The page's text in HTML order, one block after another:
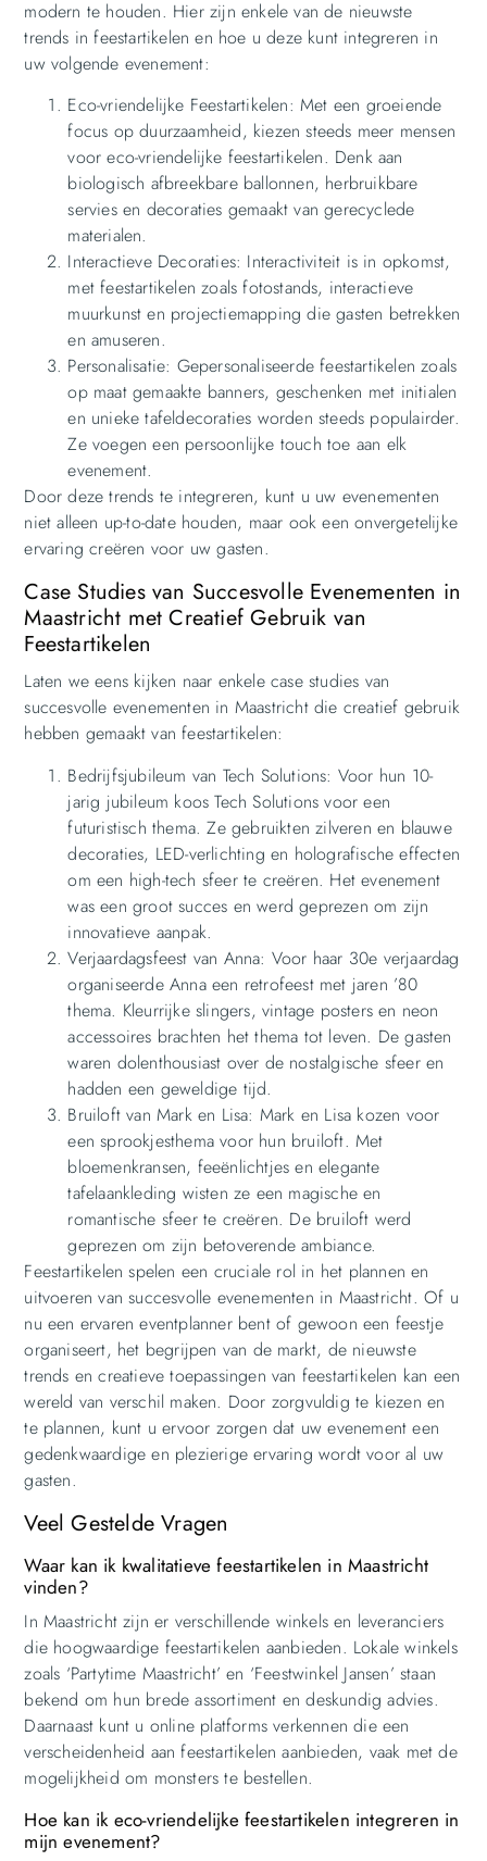
modern te houden. Hier zijn enkele van de nieuwste
trends in feestartikelen en hoe u deze kunt integreren in
uw volgende evenement:
Eco-vriendelijke Feestartikelen: Met een groeiende
focus op duurzaamheid, kiezen steeds meer mensen
voor eco-vriendelijke feestartikelen. Denk aan
biologisch afbreekbare ballonnen, herbruikbare
servies en decoraties gemaakt van gerecyclede
materialen.
Interactieve Decoraties: Interactiviteit is in opkomst,
met feestartikelen zoals fotostands, interactieve
muurkunst en projectiemapping die gasten betrekken
en amuseren.
Personalisatie: Gepersonaliseerde feestartikelen zoals
op maat gemaakte banners, geschenken met initialen
en unieke tafeldecoraties worden steeds populairder.
Ze voegen een persoonlijke touch toe aan elk
evenement.
Door deze trends te integreren, kunt u uw evenementen
niet alleen up-to-date houden, maar ook een onvergetelijke
ervaring creëren voor uw gasten.
Case Studies van Succesvolle Evenementen in
Maastricht met Creatief Gebruik van
Feestartikelen
Laten we eens kijken naar enkele case studies van
succesvolle evenementen in Maastricht die creatief gebruik
hebben gemaakt van feestartikelen:
Bedrijfsjubileum van Tech Solutions: Voor hun 10-
jarig jubileum koos Tech Solutions voor een
futuristisch thema. Ze gebruikten zilveren en blauwe
decoraties, LED-verlichting en holografische effecten
om een high-tech sfeer te creëren. Het evenement
was een groot succes en werd geprezen om zijn
innovatieve aanpak.
Verjaardagsfeest van Anna: Voor haar 30e verjaardag
organiseerde Anna een retrofeest met jaren ’80
thema. Kleurrijke slingers, vintage posters en neon
accessoires brachten het thema tot leven. De gasten
waren dolenthousiast over de nostalgische sfeer en
hadden een geweldige tijd.
Bruiloft van Mark en Lisa: Mark en Lisa kozen voor
een sprookjesthema voor hun bruiloft. Met
bloemenkransen, feeënlichtjes en elegante
tafelaankleding wisten ze een magische en
romantische sfeer te creëren. De bruiloft werd
geprezen om zijn betoverende ambiance.
Feestartikelen spelen een cruciale rol in het plannen en
uitvoeren van succesvolle evenementen in Maastricht. Of u
nu een ervaren eventplanner bent of gewoon een feestje
organiseert, het begrijpen van de markt, de nieuwste
trends en creatieve toepassingen van feestartikelen kan een
wereld van verschil maken. Door zorgvuldig te kiezen en
te plannen, kunt u ervoor zorgen dat uw evenement een
gedenkwaardige en plezierige ervaring wordt voor al uw
gasten.
Veel Gestelde Vragen
Waar kan ik kwalitatieve feestartikelen in Maastricht
vinden?
In Maastricht zijn er verschillende winkels en leveranciers
die hoogwaardige feestartikelen aanbieden. Lokale winkels
zoals ‘Partytime Maastricht’ en ‘Feestwinkel Jansen’ staan
bekend om hun brede assortiment en deskundig advies.
Daarnaast kunt u online platforms verkennen die een
verscheidenheid aan feestartikelen aanbieden, vaak met de
mogelijkheid om monsters te bestellen.
Hoe kan ik eco-vriendelijke feestartikelen integreren in
mijn evenement?